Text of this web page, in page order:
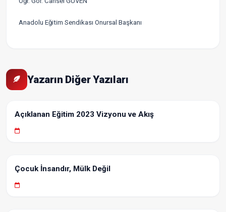
Anadolu Eğitim Sendikası Onursal Başkanı
Yazarın Diğer Yazıları
Açıklanan Eğitim 2023 Vizyonu ve Akış
Çocuk İnsandır, Mülk Değil